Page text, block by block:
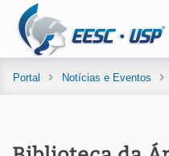
Portal Notícias e Eventos